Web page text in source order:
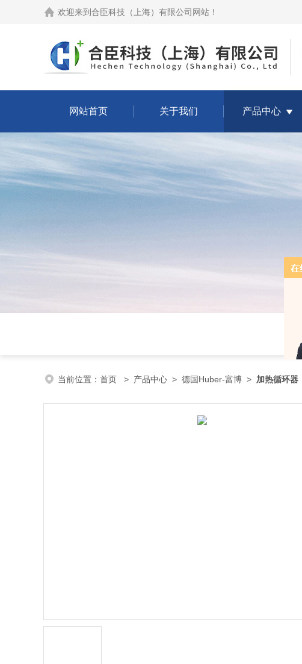
欢迎来到 合臣科技（上海）有限公司网站 ！
网站首页 关于我们 产品中心
当前位置： 首页 > 产品中心 > 德国Huber-富博 > 加热循环器